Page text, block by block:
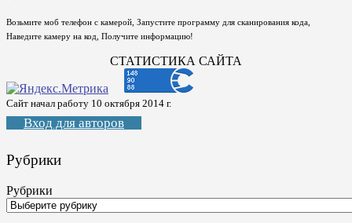
Возьмите моб телефон с камерой, Запустите программу для сканирования кода,
Наведите камеру на код, Получите информацию!
СТАТИСТИКА САЙТА
Сайт начал работу 10 октября 2014 г.
Вход для авторов
Рубрики
Рубрики